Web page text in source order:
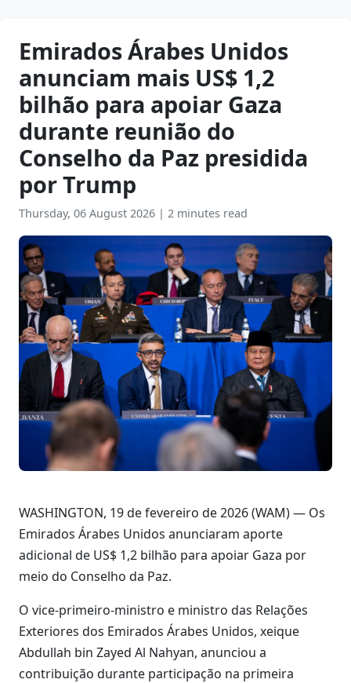
Emirados Árabes Unidos
anunciam mais US$ 1,2
bilhão para apoiar Gaza
durante reunião do
Conselho da Paz presidida
por Trump
Thursday, 06 August 2026 | 2 minutes read
WASHINGTON, 19 de fevereiro de 2026 (WAM) — Os
Emirados Árabes Unidos anunciaram aporte
adicional de US$ 1,2 bilhão para apoiar Gaza por
meio do Conselho da Paz.
O vice-primeiro-ministro e ministro das Relações
Exteriores dos Emirados Árabes Unidos, xeique
Abdullah bin Zayed Al Nahyan, anunciou a
contribuição durante participação na primeira